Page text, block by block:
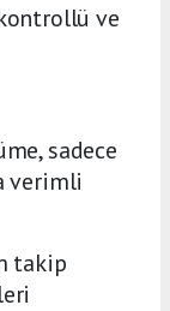
ve
sadece
verimli
takip